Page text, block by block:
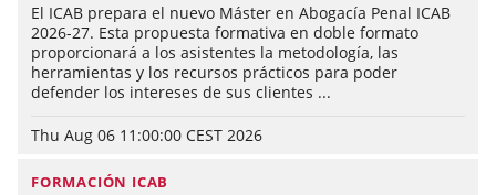
El ICAB prepara el nuevo Máster en Abogacía Penal ICAB
2026-27. Esta propuesta formativa en doble formato
proporcionará a los asistentes la metodología, las
herramientas y los recursos prácticos para poder
defender los intereses de sus clientes ...
Thu Aug 06 11:00:00 CEST 2026
FORMACIÓN ICAB